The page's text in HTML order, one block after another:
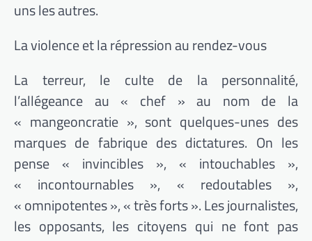
uns les autres.
La violence et la répression au rendez-vous
La terreur, le culte de la personnalité,
l’allégeance au « chef » au nom de la
« mangeoncratie », sont quelques-unes des
marques de fabrique des dictatures. On les
pense « invincibles », « intouchables »,
« incontournables », « redoutables »,
« omnipotentes », « très forts ». Les journalistes,
les opposants, les citoyens qui ne font pas